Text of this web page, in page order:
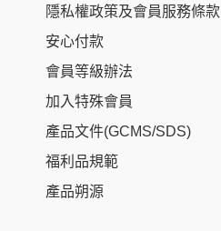
隱私權政策及會員服務條款
安心付款
會員等級辦法
加入特殊會員
產品文件(GCMS/SDS)
福利品規範
產品朔源